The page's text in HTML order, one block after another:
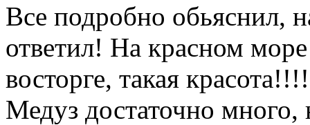
Все подробно обьяснил,
ответил! На красном
восторге, такая
Медуз достаточно